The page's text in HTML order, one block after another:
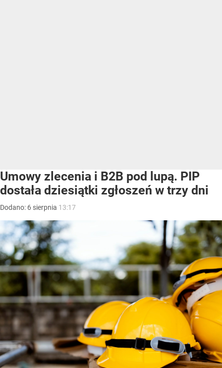
Umowy zlecenia i B2B pod lupą. PIP
dostała dziesiątki zgłoszeń w trzy dni
Dodano: 6 sierpnia 13:17